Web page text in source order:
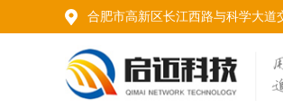
合肥市高新区长江西路与科学大道